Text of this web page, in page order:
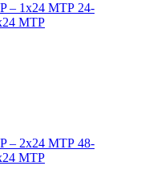
24-
MTP
48-
MTP